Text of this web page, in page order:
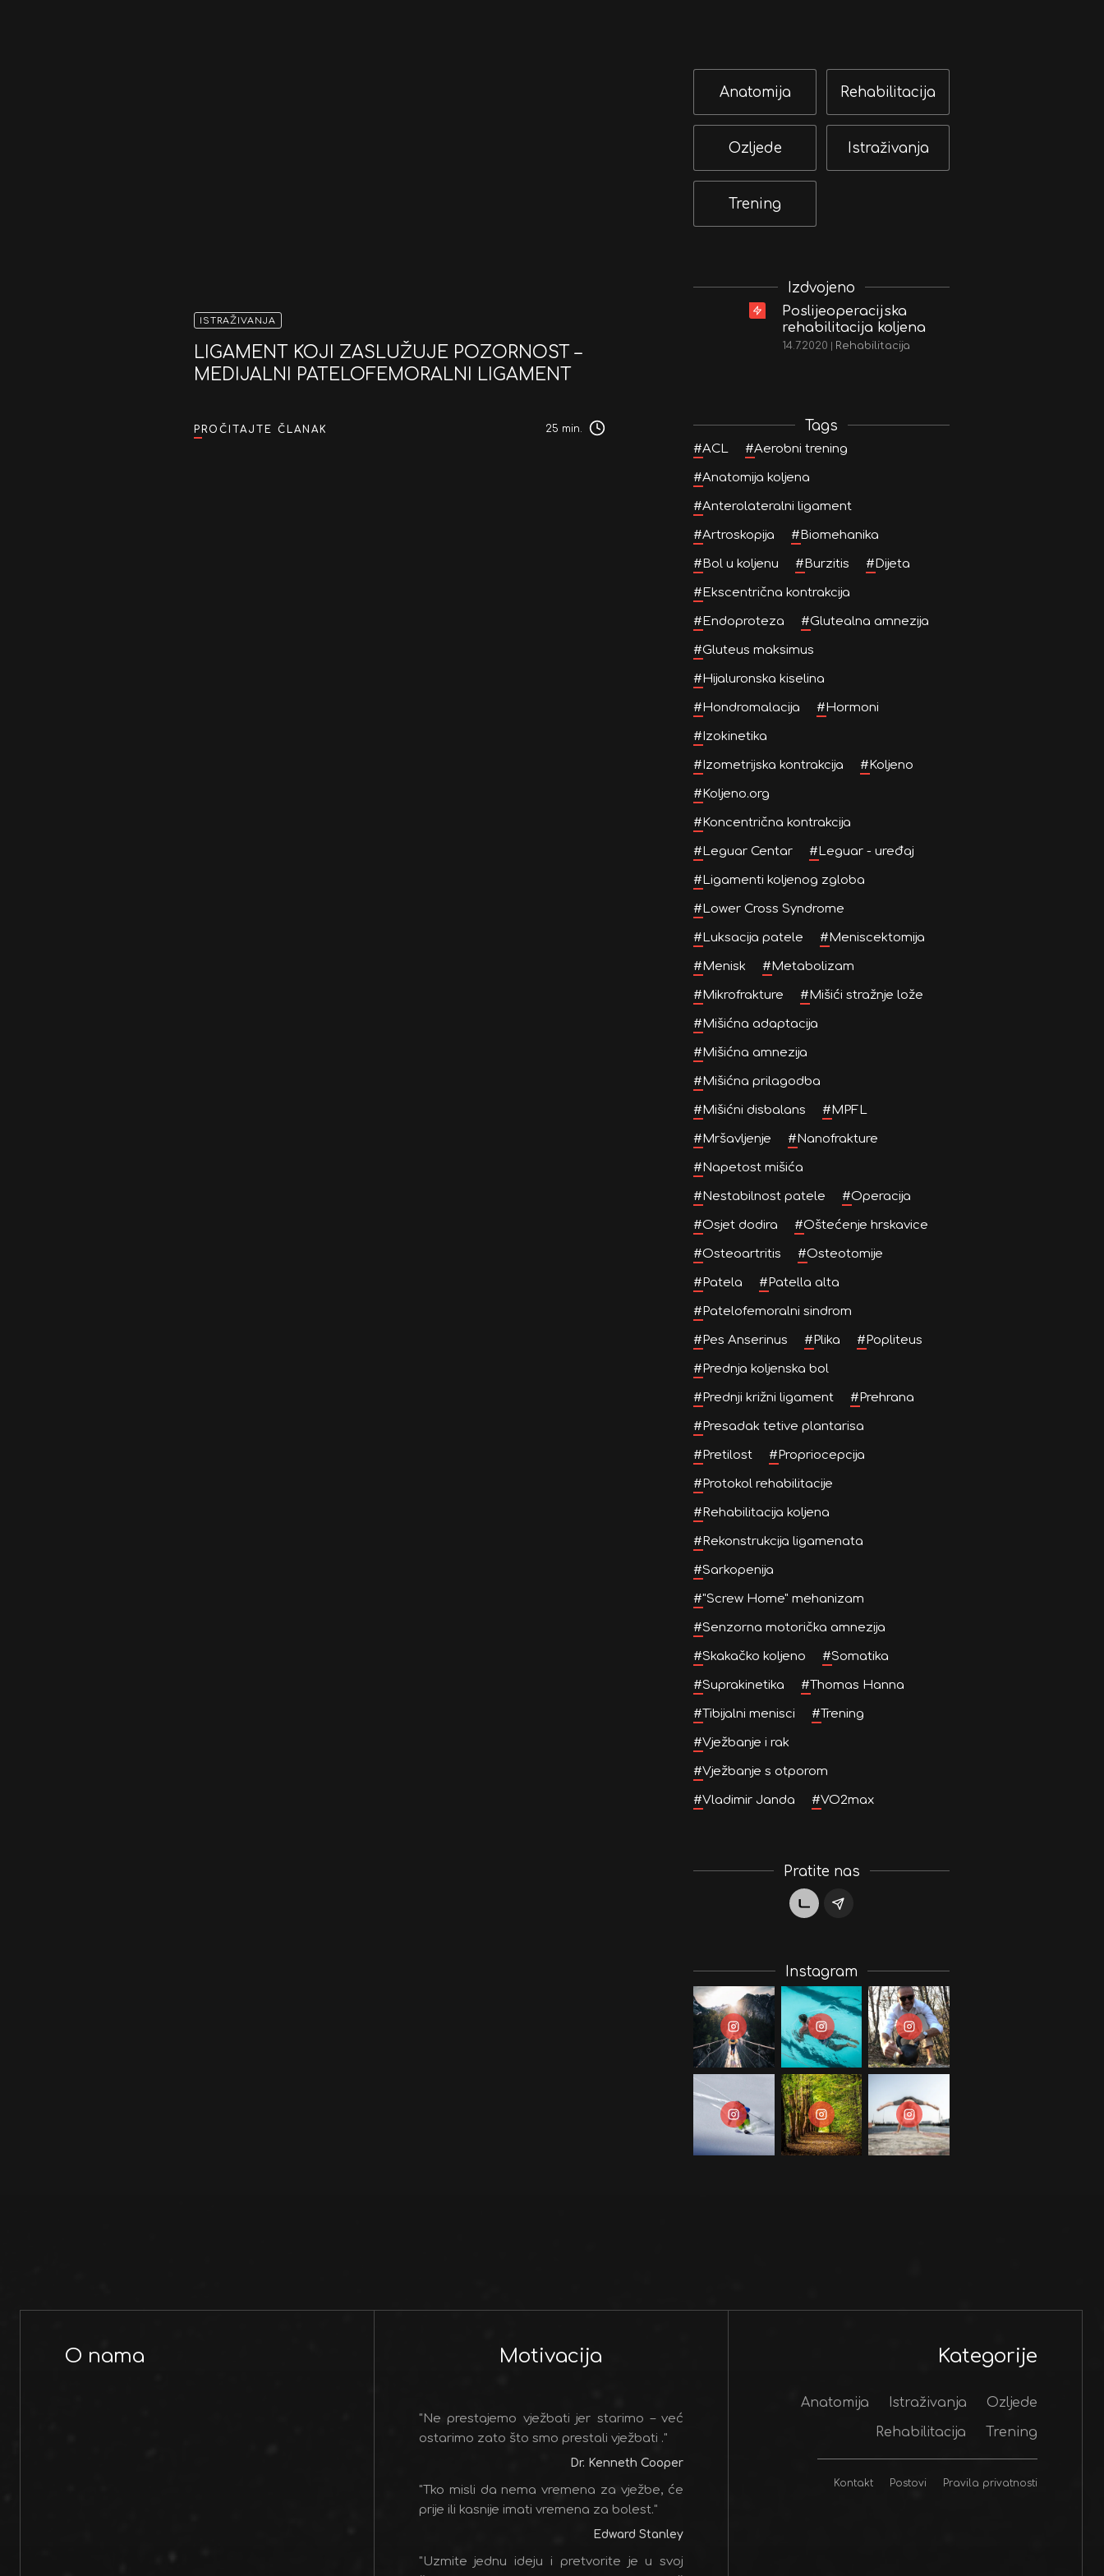
ISTRAŽIVANJA
LIGAMENT KOJI ZASLUŽUJE POZORNOST –
MEDIJALNI PATELOFEMORALNI LIGAMENT
PROČITAJTE ČLANAK 25 min.
Anatomija Rehabilitacija
Ozljede Istraživanja
Trening
Izdvojeno
Poslijeoperacijska
rehabilitacija koljena
14.7.2020 | Rehabilitacija
Tags
#ACL #Aerobni trening
#Anatomija koljena
#Anterolateralni ligament
#Artroskopija # Biomehanika
# Bol u koljenu # Burzitis # Dijeta
# Ekscentrična kontrakcija
# Endoproteza #Glutealna amnezija
#Gluteus maksimus
#Hijaluronska kiselina
#Hondromalacija #Hormoni
#Izokinetika
#Izometrijska kontrakcija #Koljeno
#Koljeno.org
#Koncentrična kontrakcija
#Leguar Centar #Leguar - uređaj
#Ligamenti koljenog zgloba
#Lower Cross Syndrome
#Luksacija patele #Meniscektomija
#Menisk #Metabolizam
#Mikrofrakture #Mišići stražnje lože
#Mišićna adaptacija
#Mišićna amnezija
#Mišićna prilagodba
#Mišićni disbalans #MPFL
#Mršavljenje #Nanofrakture
#Napetost mišića
#Nestabilnost patele #Operacija
#Osjet dodira #Oštećenje hrskavice
#Osteoartritis #Osteotomije
#Patela #Patella alta
#Patelofemoralni sindrom
#Pes Anserinus #Plika #Popliteus
#Prednja koljenska bol
#Prednji križni ligament #Prehrana
#Presadak tetive plantarisa
#Pretilost #Propriocepcija
#Protokol rehabilitacije
#Rehabilitacija koljena
#Rekonstrukcija ligamenata
#Sarkopenija
#"Screw Home" mehanizam
#Senzorna motorička amnezija
#Skakačko koljeno #Somatika
#Suprakinetika #Thomas Hanna
#Tibijalni menisci #Trening
#Vježbanje i rak
#Vježbanje s otporom
#Vladimir Janda #VO2max
Pratite nas
Instagram
O nama Motivacija
"Ne prestajemo vježbati jer starimo – već
ostarimo zato što smo prestali vježbati ."
Dr. Kenneth Cooper
"Tko misli da nema vremena za vježbe, će
prije ili kasnije imati vremena za bolest."
Edward Stanley
"Uzmite jednu ideju i pretvorite je u svoj
Kategorije
Anatomija Istraživanja
Ozljede
Rehabilitacija
Trening
Kontakt Postovi Pravila privatnosti